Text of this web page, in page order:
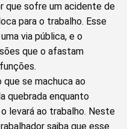
que sofre um acidente de
para o trabalho. Esse
via pública, e o
que o afastam
que se machuca ao
quebrada enquanto
levará ao trabalho. Neste
saiba que esse